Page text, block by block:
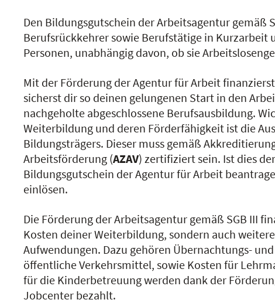
Den Bildungsgutschein der Arbeitsagentur gemäß
Berufsrückkehrer sowie Berufstätige in
Personen, unabhängig davon, ob sie
Mit der Förderung der Agentur für Arbeit
sicherst dir so deinen gelungenen Start in den
nachgeholte abgeschlossene Berufsausbildung.
Weiterbildung und deren Förderfähigkeit ist die
Bildungsträgers. Dieser muss gemäß
Arbeitsförderung (AZAV) zertifiziert sein. Ist dies
Bildungsgutschein der Agentur für Arbeit
einlösen.
Die Förderung der Arbeitsagentur gemäß SGB III
Kosten deiner Weiterbildung, sondern auch
Aufwendungen. Dazu gehören Übernachtungs-
öffentliche Verkehrsmittel, sowie Kosten für
für die Kinderbetreuung werden dank der
Jobcenter bezahlt.